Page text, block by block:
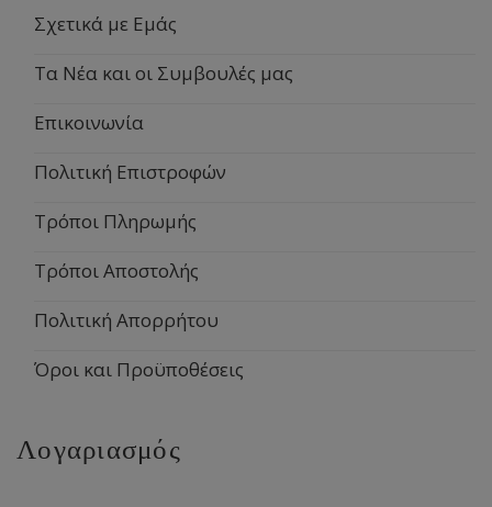
Σχετικά με Εμάς
Τα Νέα και οι Συμβουλές μας
Επικοινωνία
Πολιτική Επιστροφών
Τρόποι Πληρωμής
Τρόποι Αποστολής
Πολιτική Απορρήτου
Όροι και Προϋποθέσεις
Λογαριασμός